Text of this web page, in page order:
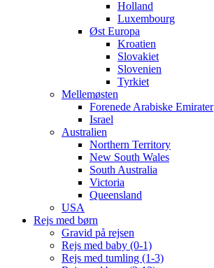
Holland
Luxembourg
Øst Europa
Kroatien
Slovakiet
Slovenien
Tyrkiet
Mellemøsten
Forenede Arabiske Emirater
Israel
Australien
Northern Territory
New South Wales
South Australia
Victoria
Queensland
USA
Rejs med børn
Gravid på rejsen
Rejs med baby (0-1)
Rejs med tumling (1-3)